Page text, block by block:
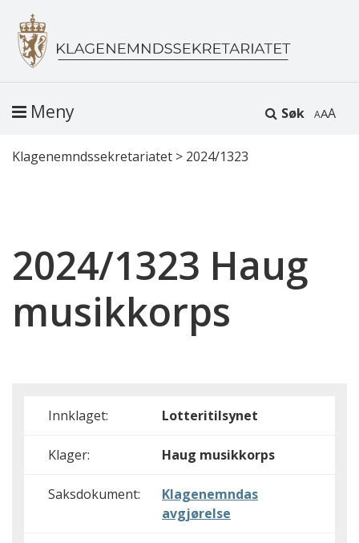
Søk A
Meny
Klagenemndssekretariatet > 2024/1323
2024/1323 Haug
musikkorps
Innklaget: Lotteritilsynet
Klager: Haug musikkorps
Saksdokument:
Klagenemndas
avgjørelse